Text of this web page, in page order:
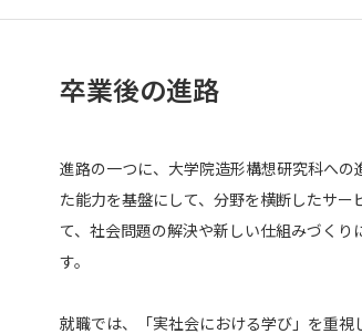
卒業後の進路
進路の一つに、大学院造形構想研究科へ
た能力を基盤にして、分野を横断したサ
て、社会問題の解決や新しい仕組みづく
す。
就職では、「実社会における学び」を重